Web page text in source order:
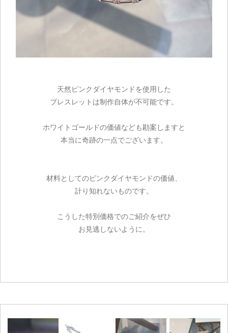
天然ピンクダイヤモンドを使用した
ブレスレットは制作自体が不可能です。
ホワイトゴールドの価値なども勘案しますと
本当に奇跡の一点でございます。
材料としてのピンクダイヤモンドの価値、
計り知れないものです。
こうした特別価格でのご紹介をぜひ
お見逃しないように。